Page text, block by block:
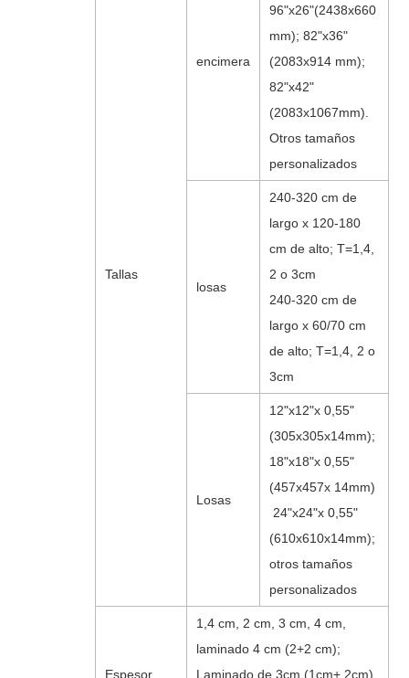
Tallas
encimera
96"x26"(2438x660
mm); 82"x36"
(2083x914 mm);
82"x42"
(2083x1067mm).
Otros tamaños
personalizados
losas
240-320 cm de
largo x 120-180
cm de alto; T=1,4,
2 o 3cm
240-320 cm de
largo x 60/70 cm
de alto; T=1,4, 2 o
3cm
Losas
12"x12"x 0,55"
(305x305x14mm);
18"x18"x 0,55"
(457x457x 14mm)
24"x24"x 0,55"
(610x610x14mm);
otros tamaños
personalizados
Espesor
1,4 cm, 2 cm, 3 cm, 4 cm,
laminado 4 cm (2+2 cm);
Laminado de 3cm (1cm+ 2cm)